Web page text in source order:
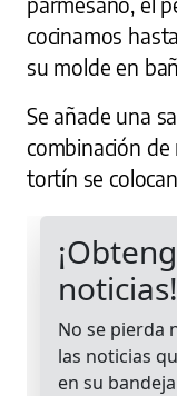
cocinamos
su molde en
Se añade una
combinación de
tortín se